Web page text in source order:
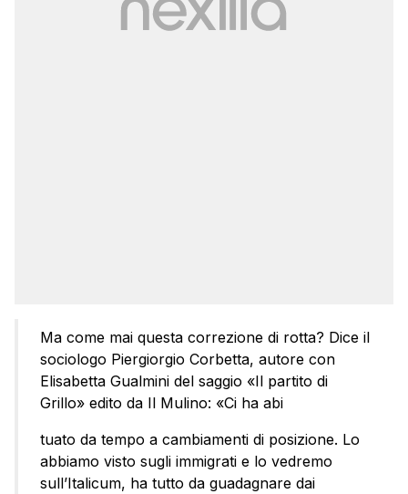
Ma come mai questa correzione di rotta? Dice il
sociologo Piergiorgio Corbetta, autore con
Elisabetta Gualmini del saggio «Il partito di
Grillo» edito da Il Mulino: «Ci ha abi
tuato da tempo a cambiamenti di posizione. Lo
abbiamo visto sugli immigrati e lo vedremo
sull’Italicum, ha tutto da guadagnare dai